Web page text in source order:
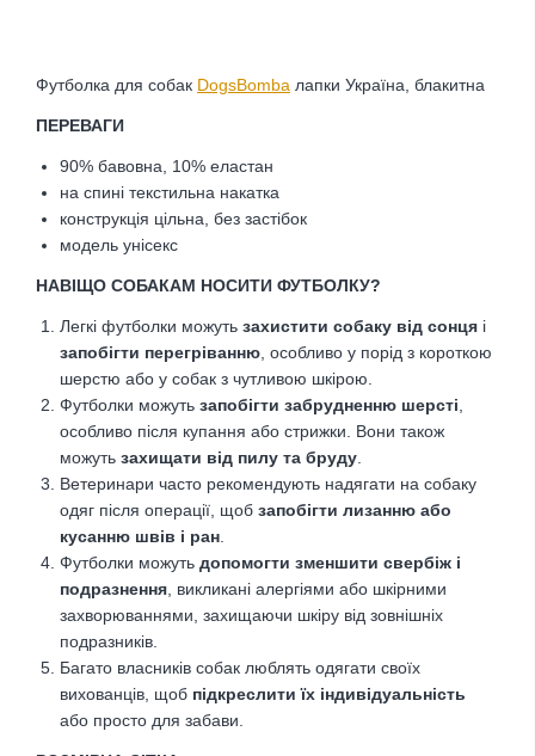
Футболка для собак DogsBomba лапки Україна, блакитна
ПЕРЕВАГИ
90% бавовна, 10% еластан
на спині текстильна накатка
конструкція цільна, без застібок
модель унісекс
НАВІЩО СОБАКАМ НОСИТИ ФУТБОЛКУ?
Легкі футболки можуть захистити собаку від сонця і
запобігти перегріванню , особливо у порід з короткою
шерстю або у собак з чутливою шкірою.
Футболки можуть запобігти забрудненню шерсті
особливо після купання або стрижки. Вони також
можуть захищати від пилу та бруду
Ветеринари часто рекомендують надягати на собаку
одяг після операції, щоб запобігти лизанню або
кусанню швів і ран
Футболки можуть допомогти зменшити свербіж і
подразнення , викликані алергіями або шкірними
захворюваннями, захищаючи шкіру від зовнішніх
подразників.
Багато власників собак люблять одягати своїх
вихованців, щоб підкреслити їх індивідуальність
або просто для забави.